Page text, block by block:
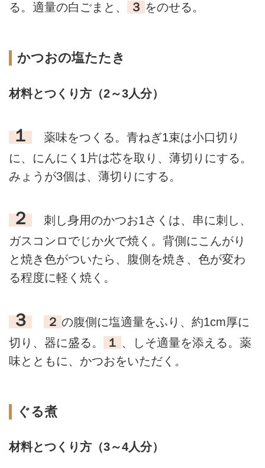
る。適量の白ごまと、
３ をのせる。
かつおの塩たたき
材料とつくり方（2～3人分）
１
薬味をつくる。青ねぎ1束は小口切り
に、にんにく1片は芯を取り、薄切りにする。
みょうが3個は、薄切りにする。
２
刺し身用のかつお1さくは、串に刺し、
ガスコンロでじか火で焼く。背側にこんがり
と焼き色がついたら、腹側を焼き、色が変わ
る程度に軽く焼く。
３ ２ の腹側に塩適量をふり、約1cm厚に
切り、器に盛る。
１ 、しそ適量を添える。薬
味とともに、かつおをいただく。
ぐる煮
材料とつくり方（3～4人分）